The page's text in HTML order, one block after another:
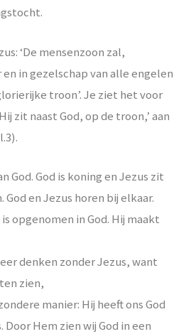
‘De mensenzoon zal,
in gezelschap van alle engelen
troon’. Je ziet het voor
zit naast God, op de troon,’ aan
God. God is koning en Jezus zit
en Jezus horen bij elkaar.
opgenomen in God. Hij maakt
denken zonder Jezus, want
zien,
manier: Hij heeft ons God
Hem zien wij God in een